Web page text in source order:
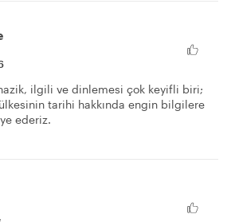
ilgili ve dinlemesi çok keyifli biri;
tarihi hakkında engin bilgilere
ederiz.